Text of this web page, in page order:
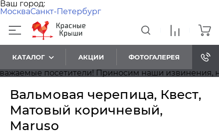
Ваш город:
МоскваСанкт-Петербург
КАТАЛОГ АКЦИИ ФОТОГАЛЕРЕЯ
посетители! Приносим наши извинения, на
Вальмовая черепица, Квест,
Матовый коричневый,
Maruso